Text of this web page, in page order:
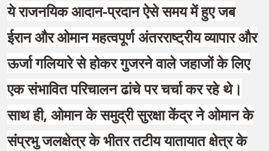
ये राजनयिक आदान-प्रदान ऐसे समय में हुए जब
ईरान और ओमान महत्वपूर्ण अंतरराष्ट्रीय व्यापार और
ऊर्जा गलियारे से होकर गुजरने वाले जहाजों के लिए
एक संभावित परिचालन ढांचे पर चर्चा कर रहे थे।
साथ ही, ओमान के समुद्री सुरक्षा केंद्र ने ओमान के
संप्रभु जलक्षेत्र के भीतर तटीय यातायात क्षेत्र के